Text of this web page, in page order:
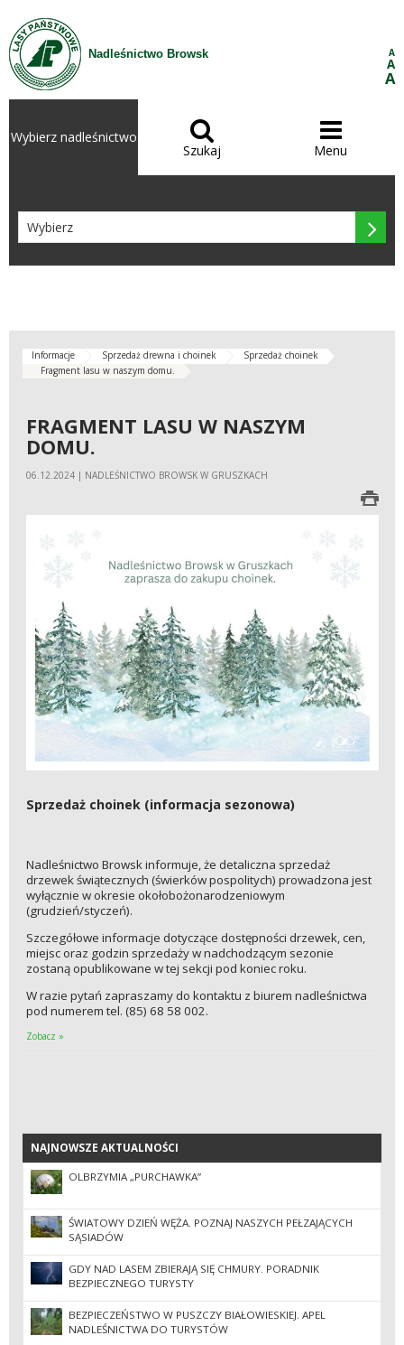
Przejdź do treści
Nadleśnictwo Browsk A
A
A
Wybierz nadleśnictwo 
Szukaj

Menu

Informacje Sprzedaż drewna i choinek
Sprzedaż choinek
Fragment lasu w naszym domu.
FRAGMENT LASU W NASZYM
DOMU.
06.12.2024 | NADLEŚNICTWO BROWSK W GRUSZKACH
Sprzedaż choinek (informacja sezonowa)
Nadleśnictwo Browsk informuje, że detaliczna sprzedaż
drzewek świątecznych (świerków pospolitych) prowadzona jest
wyłącznie w okresie okołobożonarodzeniowym
(grudzień/styczeń).
Szczegółowe informacje dotyczące dostępności drzewek, cen,
miejsc oraz godzin sprzedaży w nadchodzącym sezonie
zostaną opublikowane w tej sekcji pod koniec roku.
W razie pytań zapraszamy do kontaktu z biurem nadleśnictwa
pod numerem tel. (85) 68 58 002.
Zobacz »
NAJNOWSZE AKTUALNOŚCI
NAJNOWSZE AKTUALNOŚCI
OLBRZYMIA „PURCHAWKA”
ŚWIATOWY DZIEŃ WĘŻA. POZNAJ NASZYCH PEŁZAJĄCYCH
SĄSIADÓW
GDY NAD LASEM ZBIERAJĄ SIĘ CHMURY. PORADNIK
BEZPIECZNEGO TURYSTY
BEZPIECZEŃSTWO W PUSZCZY BIAŁOWIESKIEJ. APEL
NADLEŚNICTWA DO TURYSTÓW